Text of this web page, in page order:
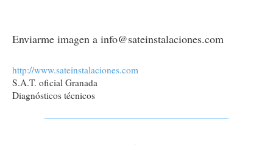
Enviarme imagen a info@sateinstalaciones.com
http://www.sateinstalaciones.com
S.A.T. oficial Granada
Diagnósticos técnicos